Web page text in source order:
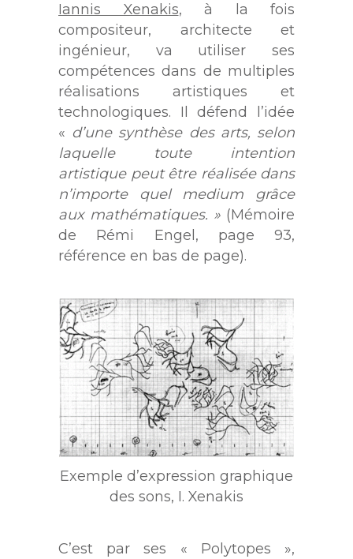
Iannis Xenakis, à la fois
compositeur, architecte et
ingénieur, va utiliser ses
compétences dans de multiples
réalisations artistiques et
technologiques. Il défend l’idée
« d’une synthèse des arts, selon
laquelle toute intention
artistique peut être réalisée dans
n’importe quel medium grâce
aux mathématiques. » (Mémoire
de Rémi Engel, page 93,
référence en bas de page).
Exemple d’expression graphique
des sons, I. Xenakis
C’est par ses « Polytopes »,